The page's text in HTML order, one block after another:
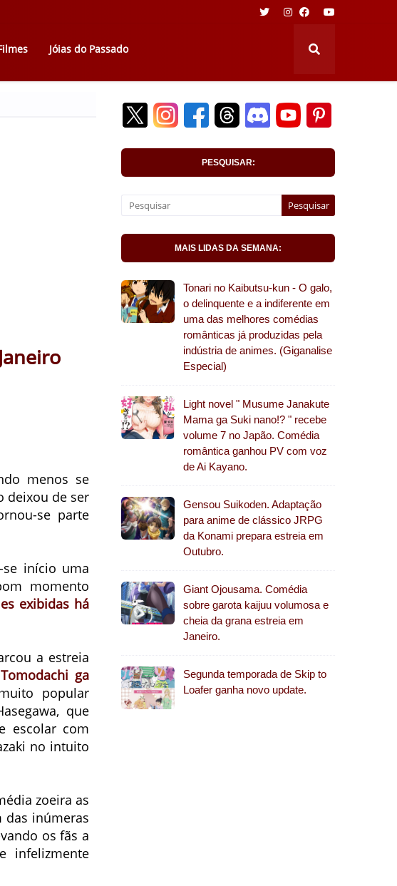
Jóias do Passado
menos se
deixou de ser
se parte
se início uma
momento
exibidas há
a estreia
ga
popular
que
escolar com
no intuito
zoeira as
das inúmeras
os fãs a
infelizmente
PESQUISAR:
MAIS LIDAS DA SEMANA:
Tonari no Kaibutsu-kun - O galo,
o delinquente e a indiferente em
uma das melhores comédias
românticas já produzidas pela
indústria de animes. (Giganalise
Especial)
Light novel " Musume Janakute
Mama ga Suki nano!? " recebe
volume 7 no Japão. Comédia
romântica ganhou PV com voz
de Ai Kayano.
Gensou Suikoden. Adaptação
para anime de clássico JRPG
da Konami prepara estreia em
Outubro.
Giant Ojousama. Comédia
sobre garota kaijuu volumosa e
cheia da grana estreia em
Janeiro.
Segunda temporada de Skip to
Loafer ganha novo update.